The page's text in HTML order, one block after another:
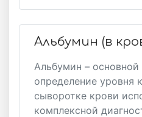
Альбумин (в
Альбумин –
определение уровня
сыворотке крови
комплексной